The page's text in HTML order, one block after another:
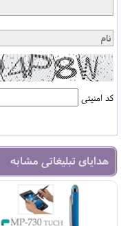
کد امنیتی
هدایای تبلیغاتی مشابه